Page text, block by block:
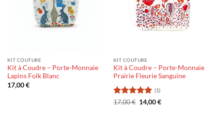
KIT COUTURE
Kit à Coudre – Porte-Monnaie
Lapins Folk Blanc
17,00€
KIT COUTURE
Kit à Coudre – Porte-Monnaie
Prairie Fleurie Sanguine
Note5 sur
(1)
17,00€ Le
prix
14,00€Le